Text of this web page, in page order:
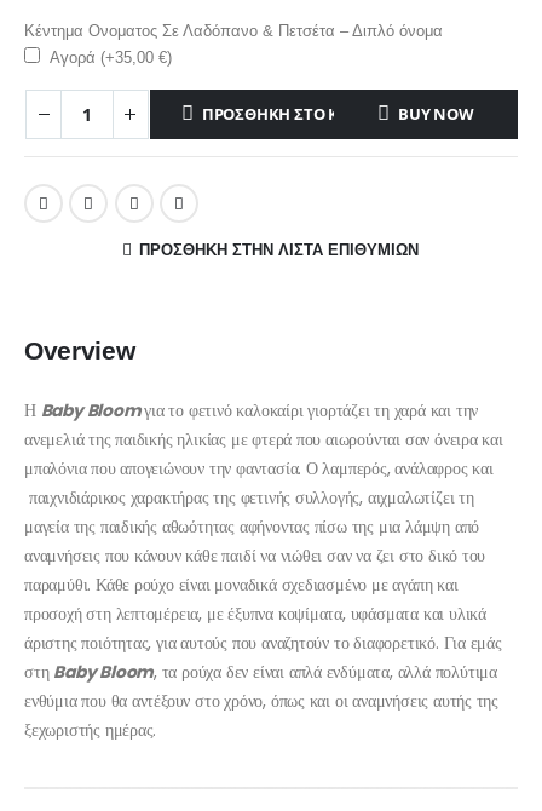
Κέντημα Ονοματος Σε Λαδόπανο & Πετσέτα – Διπλό όνομα
Αγορά (+35,00 €)
ΠΡΟΣΘΉΚΗ ΣΤΟ ΚΑΛΆΘΙ BUY NOW
ΠΡΌΣΘΉΚΗ ΣΤΗΝ ΛΊΣΤΑ ΕΠΙΘΥΜΙΏΝ
Overview
Η Baby Bloomγια το φετινό καλοκαίρι γιορτάζει τη χαρά και την
ανεμελιά της παιδικής ηλικίας με φτερά που αιωρούνται σαν όνειρα και
μπαλόνια που απογειώνουν την φαντασία. Ο λαμπερός, ανάλαφρος και
παιχνιδιάρικος χαρακτήρας της φετινής συλλογής, αιχμαλωτίζει τη
μαγεία της παιδικής αθωότητας αφήνοντας πίσω της μια λάμψη από
αναμνήσεις που κάνουν κάθε παιδί να νιώθει σαν να ζει στο δικό του
παραμύθι. Κάθε ρούχο είναι μοναδικά σχεδιασμένο με αγάπη και
προσοχή στη λεπτομέρεια, με έξυπνα κοψίματα, υφάσματα και υλικά
άριστης ποιότητας, για αυτούς που αναζητούν το διαφορετικό. Για εμάς
στη Baby Bloom, τα ρούχα δεν είναι απλά ενδύματα, αλλά πολύτιμα
ενθύμια που θα αντέξουν στο χρόνο, όπως και οι αναμνήσεις αυτής της
ξεχωριστής ημέρας.